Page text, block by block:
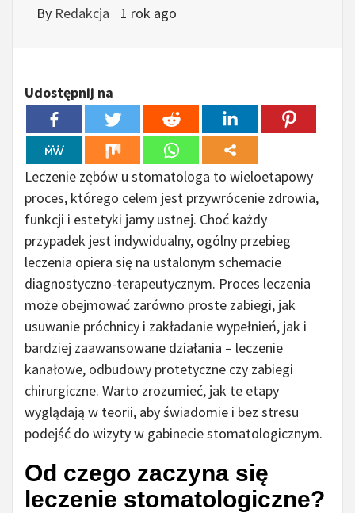
By Redakcja 1 rok ago
Udostępnij na
Leczenie zębów u stomatologa to wieloetapowy
proces, którego celem jest przywrócenie zdrowia,
funkcji i estetyki jamy ustnej. Choć każdy
przypadek jest indywidualny, ogólny przebieg
leczenia opiera się na ustalonym schemacie
diagnostyczno-terapeutycznym. Proces leczenia
może obejmować zarówno proste zabiegi, jak
usuwanie próchnicy i zakładanie wypełnień, jak i
bardziej zaawansowane działania – leczenie
kanałowe, odbudowy protetyczne czy zabiegi
chirurgiczne. Warto zrozumieć, jak te etapy
wyglądają w teorii, aby świadomie i bez stresu
podejść do wizyty w gabinecie stomatologicznym.
Od czego zaczyna się
leczenie stomatologiczne?